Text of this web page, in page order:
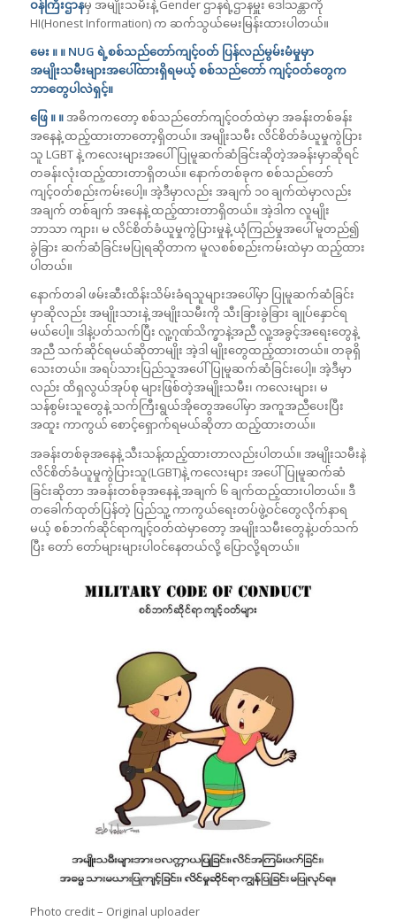
ဝန်ကြီးဌာနမှ အမျိုးသမီးနဲ့ Gender ဌာနရဲ့ဌာနမှူး ဒေါ်သန္တာကို
HI(Honest Information) က ဆက်သွယ်မေးမြန်းထားပါတယ်။
မေး ။ ။ NUG ရဲ့စစ်သည်တော်ကျင့်ဝတ် ပြန်လည်မွမ်းမံမှုမှာ
အမျိုးသမီးများအပေါ်ထားရှိရမယ့် စစ်သည်တော် ကျင့်ဝတ်တွေက
ဘာတွေပါလဲရှင့်။
ဖြေ ။ ။အဓိကကတော့ စစ်သည်တော်ကျင့်ဝတ်ထဲမှာ အခန်းတစ်ခန်း
အနေနဲ့ ထည့်ထားတာတော့ရှိတယ်။ အမျိုးသမီး လိင်စိတ်ခံယူမှုကွဲပြား
သူ LGBT နဲ့ ကလေးများအပေါ်ပြုမူဆက်ဆံခြင်းဆိုတဲ့အခန်းမှာဆိုရင်
တခန်းလုံးထည့်ထားတာရှိတယ်။ နောက်တစ်ခုက စစ်သည်တော်
ကျင့်ဝတ်စည်းကမ်းပေါ့။ အဲ့ဒီမှာလည်း အချက် ၁၀ ချက်ထဲမှာလည်း
အချက် တစ်ချက် အနေနဲ့ ထည့်ထားတာရှိတယ်။ အဲ့ဒါက လူမျိုး
ဘာသာ ကျား၊ မ လိင်စိတ်ခံယူမှုကွဲပြားမှုနဲ့ ယုံကြည်မှုအပေါ် မူတည်၍
ခွဲခြား ဆက်ဆံခြင်းမပြုရဆိုတာက မူလစစ်စည်းကမ်းထဲမှာ ထည့်ထား
ပါတယ်။
နောက်တခါ ဖမ်းဆီးထိန်းသိမ်းခံရသူများအပေါ်မှာ ပြုမူဆက်ဆံခြင်း
မှာဆိုလည်း အမျိုးသားနဲ့ အမျိုးသမီးကို သီးခြားခွဲခြား ချုပ်နှောင်ရ
မယ်ပေါ့။ ဒါနဲ့ပတ်သက်ပြီး လူ့ဂုဏ်သိက္ခာနဲ့အညီ လူ့အခွင့်အရေးတွေနဲ့
အညီ သက်ဆိုင်ရမယ်ဆိုတာမျိုး အဲ့ဒါ မျိုးတွေထည့်ထားတယ်။ တခုရှိ
သေးတယ်။ အရပ်သားပြည်သူအပေါ်ပြုမူဆက်ဆံခြင်းပေါ့။ အဲ့ဒီမှာ
လည်း ထိရှလွယ်အုပ်စု များဖြစ်တဲ့အမျိုးသမီး၊ ကလေးများ၊ မ
သန်စွမ်းသူတွေနဲ့ သက်ကြီးရွယ်အိုတွေအပေါ်မှာ အကူအညီပေးပြီး
အထူး ကာကွယ် စောင့်ရှောက်ရမယ်ဆိုတာ ထည့်ထားတယ်။
အခန်းတစ်ခုအနေနဲ့ သီးသန့်ထည့်ထားတာလည်းပါတယ်။ အမျိုးသမီးနဲ့
လိင်စိတ်ခံယူမှုကွဲပြားသူ(LGBT)နဲ့ ကလေးများ အပေါ်ပြုမူဆက်ဆံ
ခြင်းဆိုတာ အခန်းတစ်ခုအနေနဲ့ အချက် ၆ ချက်ထည့်ထားပါတယ်။ ဒီ
တခေါက်ထုတ်ပြန်တဲ့ ပြည်သူ့ ကာကွယ်ရေးတပ်ဖွဲ့ဝင်တွေလိုက်နာရ
မယ့် စစ်ဘက်ဆိုင်ရာကျင့်ဝတ်ထဲမှာတော့ အမျိုးသမီးတွေနဲ့ပတ်သက်
ပြီး တော် တော်များများပါဝင်နေတယ်လို့ ပြောလို့ရတယ်။
Photo credit – Original uploader